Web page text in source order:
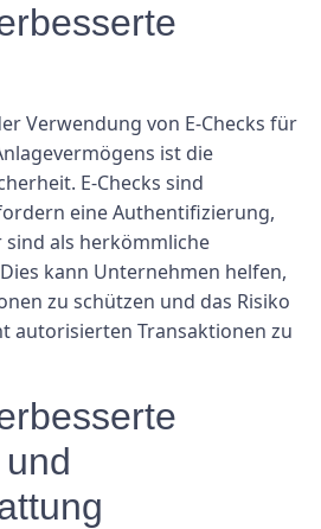
Verwendung von E-Checks für
ist die
E-Checks sind
eine Authentifizierung,
als herkömmliche
kann Unternehmen helfen,
zu schützen und das Risiko
autorisierten Transaktionen zu